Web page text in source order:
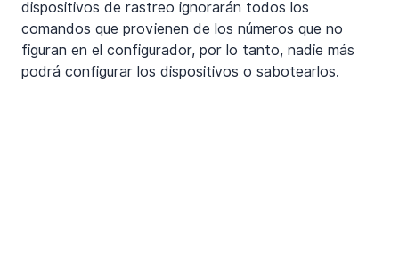
dispositivos de rastreo ignorarán todos los
comandos que provienen de los números que no
figuran en el configurador, por lo tanto, nadie más
podrá configurar los dispositivos o sabotearlos.